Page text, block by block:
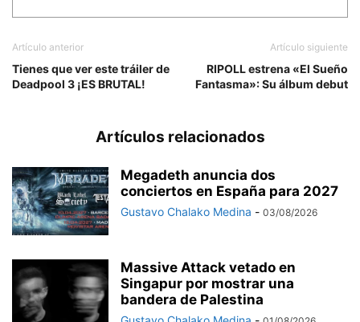
Artículo anterior
Tienes que ver este tráiler de
Deadpool 3 ¡ES BRUTAL!
Artículo siguiente
RIPOLL estrena «El Sueño
Fantasma»: Su álbum debut
Artículos relacionados
Megadeth anuncia dos
conciertos en España para 2027
Gustavo Chalako Medina - 03/08/2026
Massive Attack vetado en
Singapur por mostrar una
bandera de Palestina